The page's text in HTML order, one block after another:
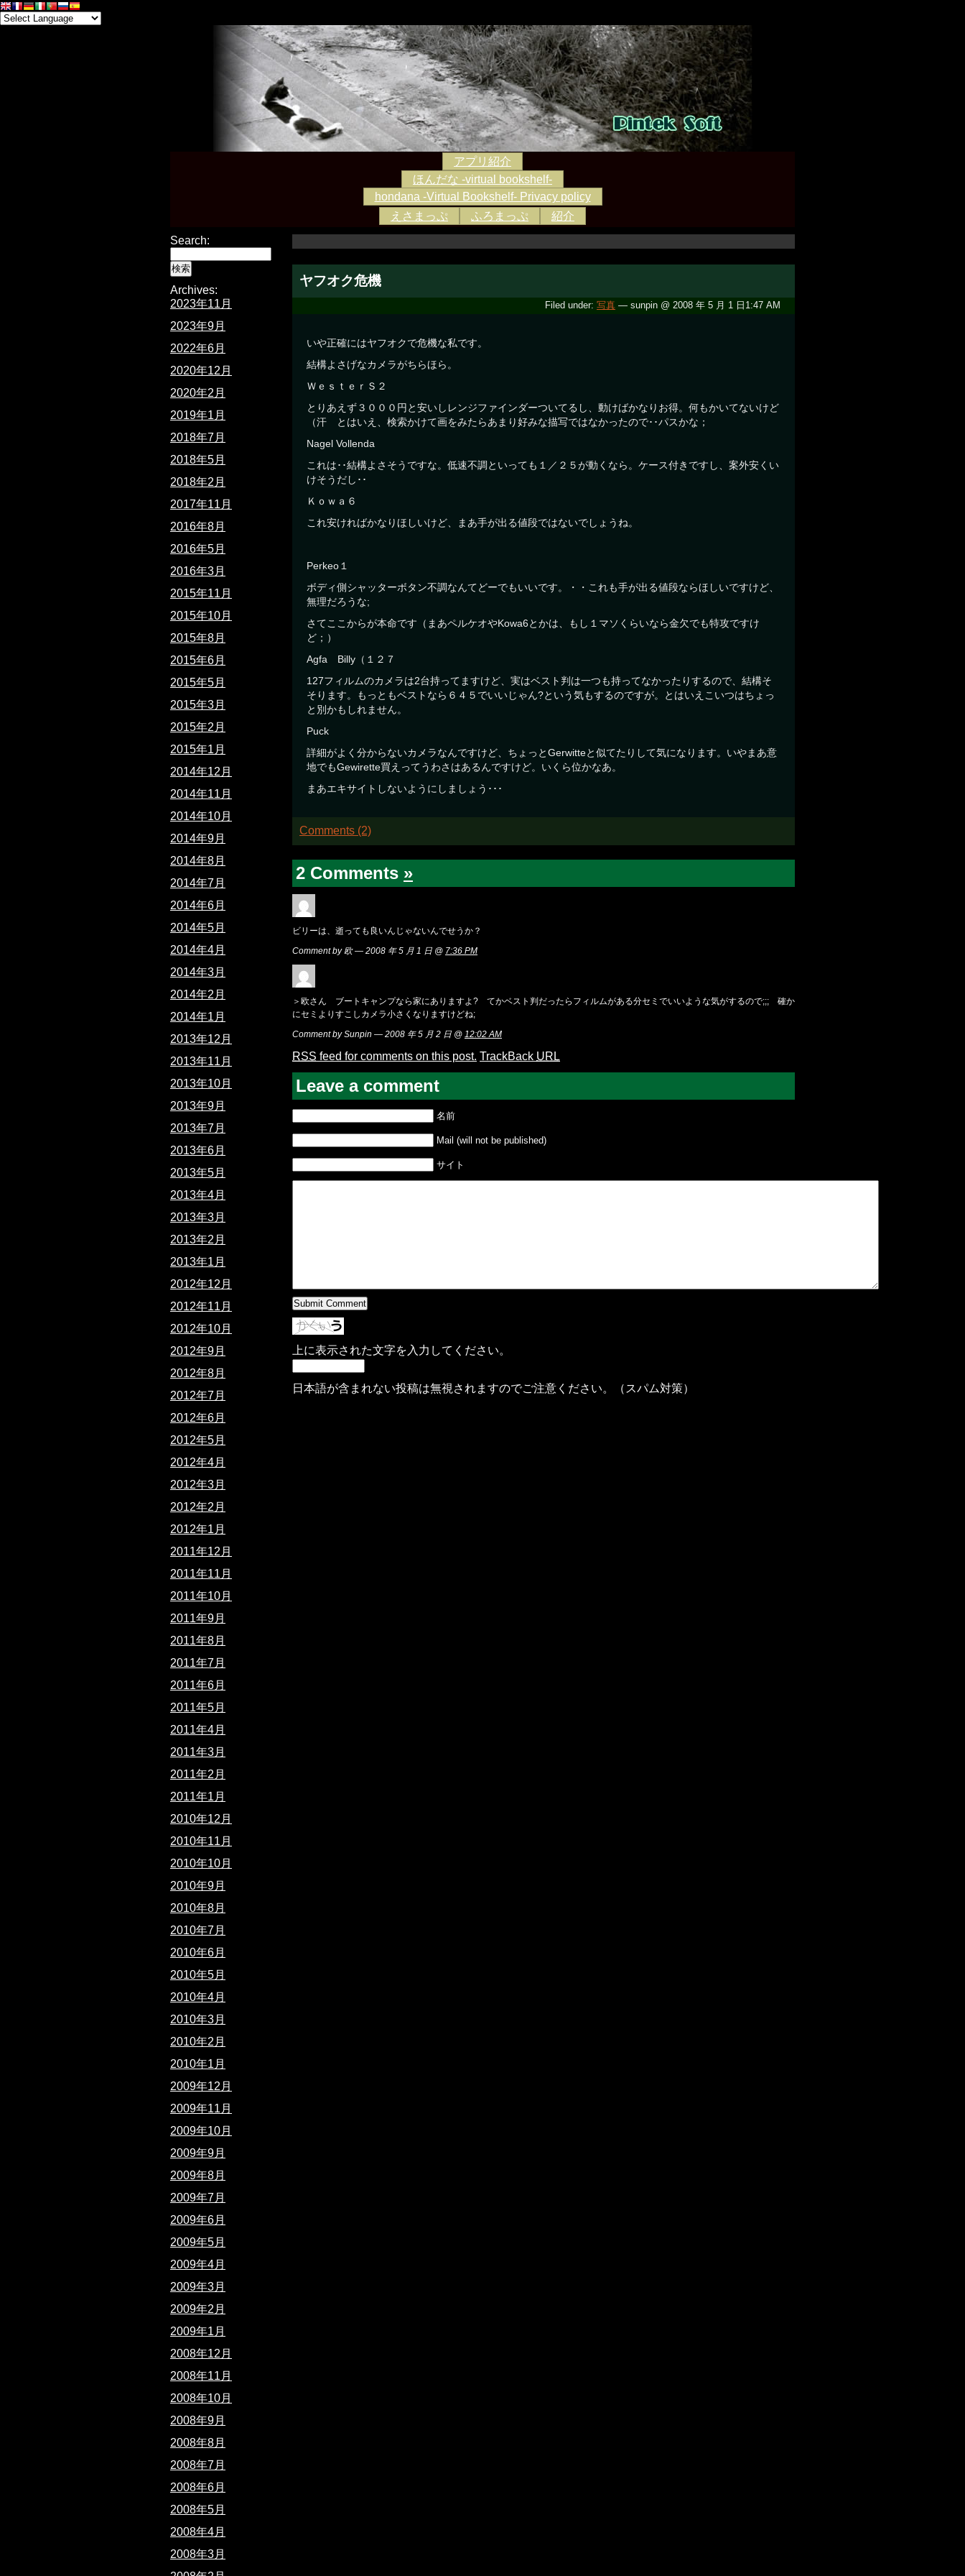
アプリ紹介
ほんだな -virtual bookshelf-
hondana -Virtual Bookshelf- Privacy policy
えさまっぷ
ふろまっぷ 紹介
ヤフオク危機
Filed under: 写真 — sunpin @ 2008 年 5 月 1 日1:47 AM
いや正確にはヤフオクで危機な私です。
結構よさげなカメラがちらほら。
ＷｅｓｔｅｒＳ２
とりあえず３０００円と安いしレンジファインダーついてるし、動けばかなりお得。何もかいてないけど
（汗 とはいえ、検索かけて画をみたらあまり好みな描写ではなかったので･･パスかな；
Nagel Vollenda
これは･･結構よさそうですな。低速不調といっても１／２５が動くなら。ケース付きですし、案外安くい
けそうだし･･
Ｋｏｗａ６
これ安ければかなりほしいけど、まあ手が出る値段ではないでしょうね。
Perkeo１
ボディ側シャッターボタン不調なんてどーでもいいです。・・これも手が出る値段ならほしいですけど、
無理だろうな;
さてここからが本命です（まあペルケオやKowa6とかは、もし１マソくらいなら金欠でも特攻ですけ
ど；）
Agfa Billy（１２７
127フィルムのカメラは2台持ってますけど、実はベスト判は一つも持ってなかったりするので、結構そ
そります。もっともベストなら６４５でいいじゃん?という気もするのですが。とはいえこいつはちょっ
と別かもしれません。
Puck
詳細がよく分からないカメラなんですけど、ちょっとGerwitteと似てたりして気になります。いやまあ意
地でもGewirette買えってうわさはあるんですけど。いくら位かなあ。
まあエキサイトしないようにしましょう･･･
Comments (2)
2 Comments »
ビリーは、逝っても良いんじゃないんでせうか？
Comment by 欧 — 2008 年 5 月 1 日 @ 7:36 PM
＞欧さん ブートキャンプなら家にありますよ? てかベスト判だったらフィルムがある分セミでいいような気がするので;;; 確か
にセミよりすこしカメラ小さくなりますけどね;
Comment by Sunpin — 2008 年 5 月 2 日 @ 12:02 AM
RSS feed for comments on this post. TrackBack URL
Leave a comment
名前
Mail (will not be published)
サイト
上に表示された文字を入力してください。
日本語が含まれない投稿は無視されますのでご注意ください。（スパム対策）
Search:
Archives:
2023年11月
2023年9月
2022年6月
2020年12月
2020年2月
2019年1月
2018年7月
2018年5月
2018年2月
2017年11月
2016年8月
2016年5月
2016年3月
2015年11月
2015年10月
2015年8月
2015年6月
2015年5月
2015年3月
2015年2月
2015年1月
2014年12月
2014年11月
2014年10月
2014年9月
2014年8月
2014年7月
2014年6月
2014年5月
2014年4月
2014年3月
2014年2月
2014年1月
2013年12月
2013年11月
2013年10月
2013年9月
2013年7月
2013年6月
2013年5月
2013年4月
2013年3月
2013年2月
2013年1月
2012年12月
2012年11月
2012年10月
2012年9月
2012年8月
2012年7月
2012年6月
2012年5月
2012年4月
2012年3月
2012年2月
2012年1月
2011年12月
2011年11月
2011年10月
2011年9月
2011年8月
2011年7月
2011年6月
2011年5月
2011年4月
2011年3月
2011年2月
2011年1月
2010年12月
2010年11月
2010年10月
2010年9月
2010年8月
2010年7月
2010年6月
2010年5月
2010年4月
2010年3月
2010年2月
2010年1月
2009年12月
2009年11月
2009年10月
2009年9月
2009年8月
2009年7月
2009年6月
2009年5月
2009年4月
2009年3月
2009年2月
2009年1月
2008年12月
2008年11月
2008年10月
2008年9月
2008年8月
2008年7月
2008年6月
2008年5月
2008年4月
2008年3月